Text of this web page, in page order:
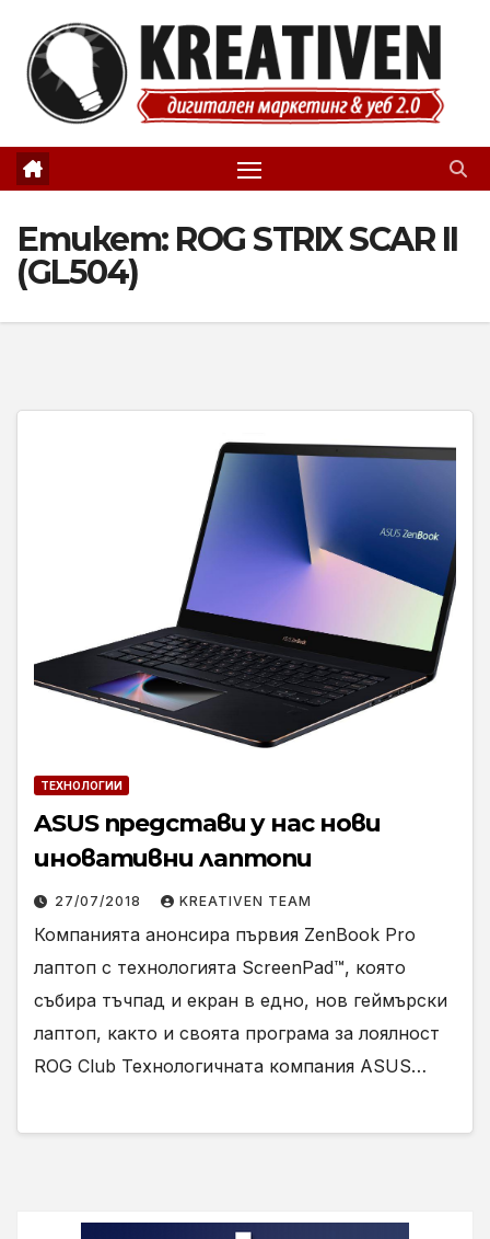
content
Етикет: ROG STRIX SCAR II
(GL504)
ТЕХНОЛОГИИ
ASUS представи у нас нови
иновативни лаптопи
27/07/2018 KREATIVEN TEAM
Компанията анонсира първия ZenBook Pro
лаптоп с технологията ScreenPad™, която
събира тъчпад и екран в едно, нов геймърски
лаптоп, както и своята програма за лоялност
ROG Club Технологичната компания ASUS…